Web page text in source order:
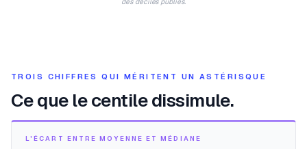
TROIS CHIFFRES QUI MÉRITENT UN ASTÉRISQUE
Ce que le centile dissimule.
L'ÉCART ENTRE MOYENNE ET MÉDIANE